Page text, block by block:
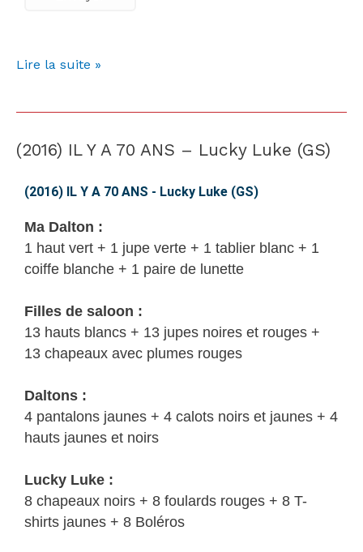
Lire la suite »
(2016) IL Y A 70 ANS – Lucky Luke (GS)
(2016) IL Y A 70 ANS - Lucky Luke (GS)
Ma Dalton :
1 haut vert + 1 jupe verte + 1 tablier blanc + 1
coiffe blanche + 1 paire de lunette
Filles de saloon :
13 hauts blancs + 13 jupes noires et rouges +
13 chapeaux avec plumes rouges
Daltons :
4 pantalons jaunes + 4 calots noirs et jaunes + 4
hauts jaunes et noirs
Lucky Luke :
8 chapeaux noirs + 8 foulards rouges + 8 T-
shirts jaunes + 8 Boléros
(2016)
70
ANS
Luke
(GS)